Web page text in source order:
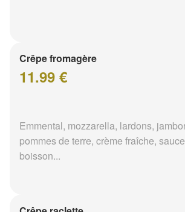
Crêpe fromagère
11.99 €
Emmental, mozzarella, lardons,
pommes de terre, crème fraîche,
boisson...